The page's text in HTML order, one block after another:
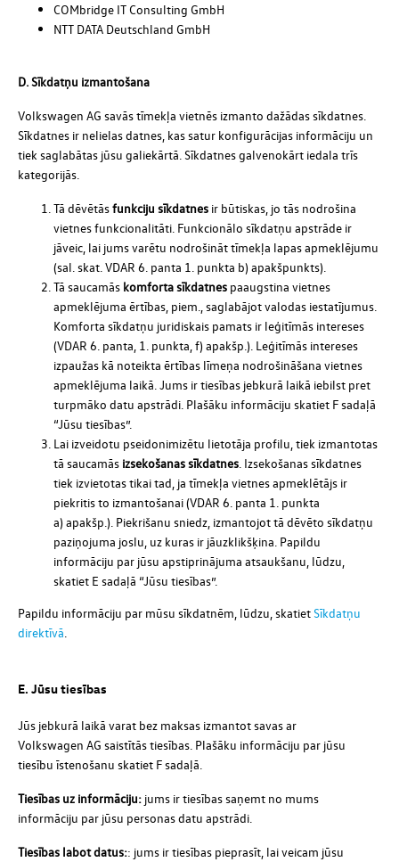
COMbridge IT Consulting GmbH
NTT DATA Deutschland GmbH
D. Sīkdatņu izmantošana
Volkswagen AG savās tīmekļa vietnēs izmanto dažādas sīkdatnes.
Sīkdatnes ir nelielas datnes, kas satur konfigurācijas informāciju un
tiek saglabātas jūsu galiekārtā. Sīkdatnes galvenokārt iedala trīs
kategorijās.
Tā dēvētāsfunkciju sīkdatnes ir būtiskas, jo tās nodrošina
vietnes funkcionalitāti. Funkcionālo sīkdatņu apstrāde ir
jāveic, lai jums varētu nodrošināt tīmekļa lapas apmeklējumu
(sal. skat. VDAR 6. panta 1. punkta b) apakšpunkts).
Tā saucamās komforta sīkdatnes paaugstina vietnes
apmeklējuma ērtības, piem., saglabājot valodas iestatījumus.
Komforta sīkdatņu juridiskais pamats ir leģitīmās intereses
(VDAR 6. panta, 1. punkta, f) apakšp.). Leģitīmās intereses
izpaužas kā noteikta ērtības līmeņa nodrošināšana vietnes
apmeklējuma laikā. Jums ir tiesības jebkurā laikā iebilst pret
turpmāko datu apstrādi. Plašāku informāciju skatiet F sadaļā
“Jūsu tiesības”.
Lai izveidotu pseidonimizētu lietotāja profilu, tiek izmantotas
tā saucamās izsekošanas sīkdatnes . Izsekošanas sīkdatnes
tiek izvietotas tikai tad, ja tīmekļa vietnes apmeklētājs ir
piekritis to izmantošanai (VDAR 6. panta 1. punkta
a) apakšp.). Piekrišanu sniedz, izmantojot tā dēvēto sīkdatņu
paziņojuma joslu, uz kuras ir jāuzklikšķina. Papildu
informāciju par jūsu apstiprinājuma atsaukšanu, lūdzu,
skatiet E sadaļā “Jūsu tiesības”.
Papildu informāciju par mūsu sīkdatnēm, lūdzu, skatiet Sīkdatņu
direktīvā.
E. Jūsu tiesības
Jūs jebkurā laikā varat bez maksas izmantot savas ar
Volkswagen AG saistītās tiesības. Plašāku informāciju par jūsu
tiesību īstenošanu skatiet F sadaļā.
Tiesības uz informāciju: jums ir tiesības saņemt no mums
informāciju par jūsu personas datu apstrādi.
Tiesības labot datus:: jums ir tiesības pieprasīt, lai veicam jūsu